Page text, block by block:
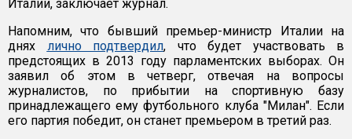
Италии, заключает журнал.
Напомним, что бывший премьер-министр Италии на
днях лично подтвердил, что будет участвовать в
предстоящих в 2013 году парламентских выборах. Он
заявил об этом в четверг, отвечая на вопросы
журналистов, по прибытии на спортивную базу
принадлежащего ему футбольного клуба "Милан". Если
его партия победит, он станет премьером в третий раз.